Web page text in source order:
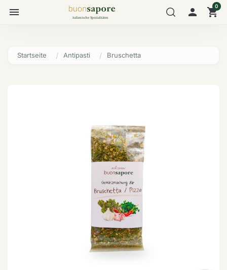
menu  shopping_cart
0
Startseite Antipasti Bruschetta